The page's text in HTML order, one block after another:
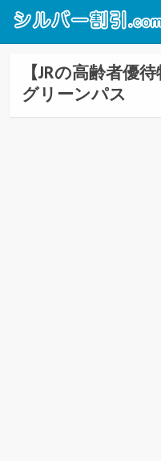
【JRの高齢者優
グリーンパス